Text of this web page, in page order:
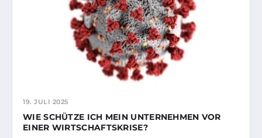
19. JULI 2025
WIE SCHÜTZE ICH MEIN UNTERNEHMEN VOR
EINER WIRTSCHAFTSKRISE?